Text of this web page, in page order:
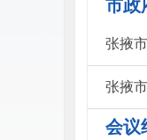
市政
张掖
张掖
会议